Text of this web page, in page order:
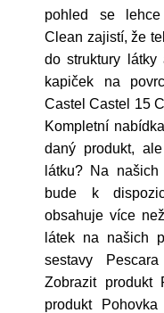
pohled se
Clean zajistí, že
do struktury
kapiček na
Castel Castel 15
Kompletní
daný produkt,
látku? Na
bude k
obsahuje více
látek na našich
sestavy
Zobrazit produkt
produkt